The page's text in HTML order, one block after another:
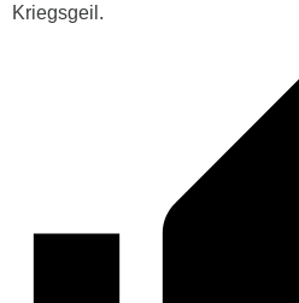
Kriegsgeil.